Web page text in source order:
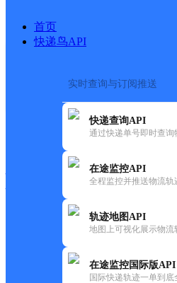
首页
快递鸟API
实时查询与订阅推送
快递查询API
通过快递单号即时查询
在途监控API
全程监控并推送物流轨
轨迹地图API
地图上可视化展示物流
在途监控国际版API
国际快递轨迹一单到底
快
韵达
河南新乡市